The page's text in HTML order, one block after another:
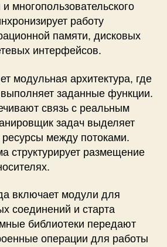
многопользовательского
работу
памяти, дисковых
интерфейсов.
модульная архитектура, где
заданные функции.
связь с реальным
задач выделяет
между потоками.
структурирует размещение
включает модули для
соединений и старта
библиотеки передают
операции для работы